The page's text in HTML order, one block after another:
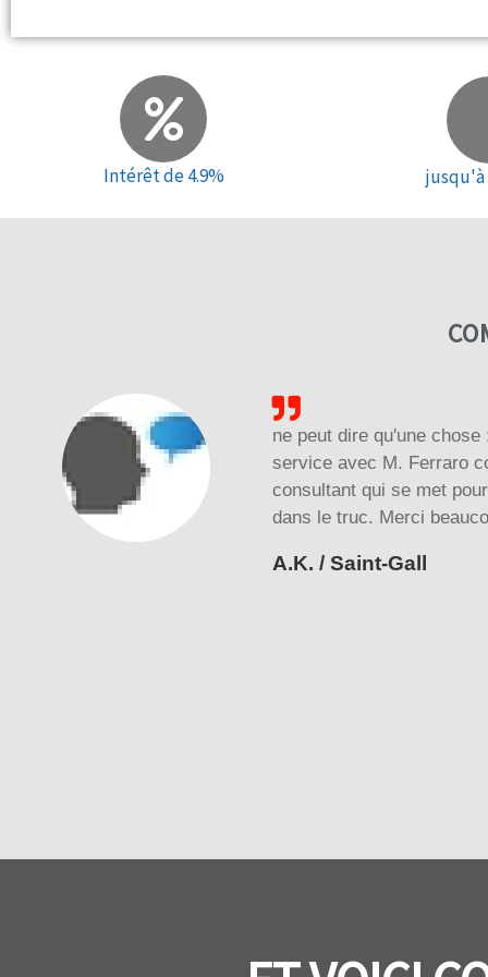
Intérêt de 4.9% jusqu'à
ne peut dire qu'une chose
service avec M. Ferraro
consultant qui se met
dans le truc. Merci
A.K. / Saint-Gall